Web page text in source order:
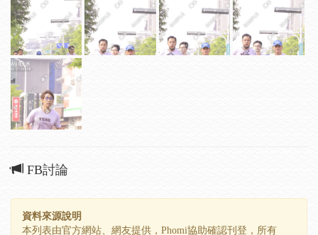
FB討論
資料來源說明
本列表由官方網站、網友提供，Phomi協助確認刊登，所有